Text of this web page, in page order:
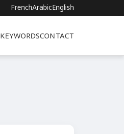
FrenchArabicEnglish
KEYWORDSCONTACT